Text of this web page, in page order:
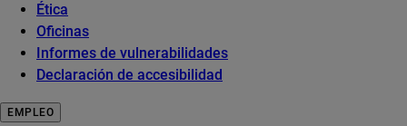
Ética
Oficinas
Informes de vulnerabilidades
Declaración de accesibilidad
EMPLEO